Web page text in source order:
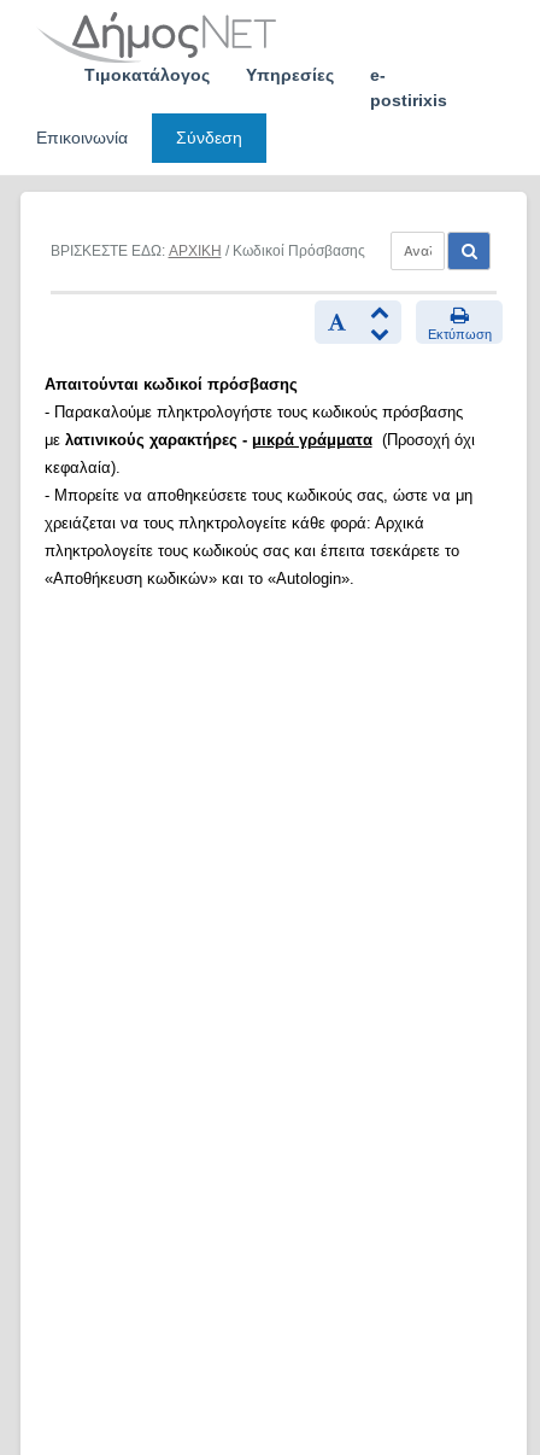
Τιμοκατάλογος Υπηρεσίες
e-
postirixis
Επικοινωνία
Σύνδεση
ΒΡΙΣΚΕΣΤΕ ΕΔΩ: ΑΡΧΙΚΗ / Κωδικοί Πρόσβασης
Εκτύπωση
Απαιτούνται κωδικοί πρόσβασης
- Παρακαλούμε πληκτρολογήστε τους κωδικούς πρόσβασης
με λατινικούς χαρακτήρες - μικρά γράμματα(Προσοχή όχι
κεφαλαία).
- Μπορείτε να αποθηκεύσετε τους κωδικούς σας, ώστε να μη
χρειάζεται να τους πληκτρολογείτε κάθε φορά: Αρχικά
πληκτρολογείτε τους κωδικούς σας και έπειτα τσεκάρετε το
«Αποθήκευση κωδικών» και το «Autologin».